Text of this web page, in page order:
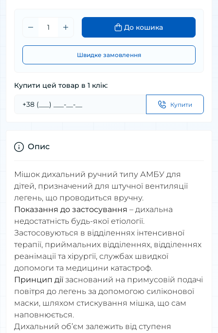
До кошика
Швидке замовлення
Купити цей товар в 1 клік:
Купити
Опис
Мішок дихальний ручний типу АМБУ для
дітей, призначений для штучної вентиляції
легень, що проводиться вручну.
Показання до застосування – дихальна
недостатність будь-якої етіології.
Застосовуються в відділеннях інтенсивної
терапії, приймальних відділеннях, відділеннях
реанімації та хірургії, службах швидкої
допомоги та медицини катастроф.
Принцип дії заснований на примусовій подачі
повітря до легень за допомогою силіконової
маски, шляхом стискування мішка, що сам
наповнюється.
Дихальний об’єм залежить від ступеня